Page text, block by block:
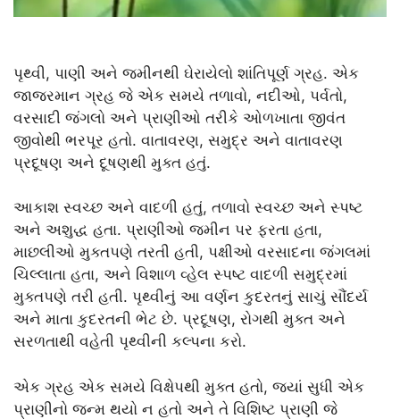
પૃથ્વી, પાણી અને જમીનથી ઘેરાયેલો શાંતિપૂર્ણ ગ્રહ. એક
જાજરમાન ગ્રહ જે એક સમયે તળાવો, નદીઓ, પર્વતો,
વરસાદી જંગલો અને પ્રાણીઓ તરીકે ઓળખાતા જીવંત
જીવોથી ભરપૂર હતો. વાતાવરણ, સમુદ્ર અને વાતાવરણ
પ્રદૂષણ અને દૂષણથી મુક્ત હતું.
આકાશ સ્વચ્છ અને વાદળી હતું, તળાવો સ્વચ્છ અને સ્પષ્ટ
અને અશુદ્ધ હતા. પ્રાણીઓ જમીન પર ફરતા હતા,
માછલીઓ મુક્તપણે તરતી હતી, પક્ષીઓ વરસાદના જંગલમાં
ચિલ્લાતા હતા, અને વિશાળ વ્હેલ સ્પષ્ટ વાદળી સમુદ્રમાં
મુક્તપણે તરી હતી. પૃથ્વીનું આ વર્ણન કુદરતનું સાચું સૌંદર્ય
અને માતા કુદરતની ભેટ છે. પ્રદૂષણ, રોગથી મુક્ત અને
સરળતાથી વહેતી પૃથ્વીની કલ્પના કરો.
એક ગ્રહ એક સમયે વિક્ષેપથી મુક્ત હતો, જ્યાં સુધી એક
પ્રાણીનો જન્મ થયો ન હતો અને તે વિશિષ્ટ પ્રાણી જે